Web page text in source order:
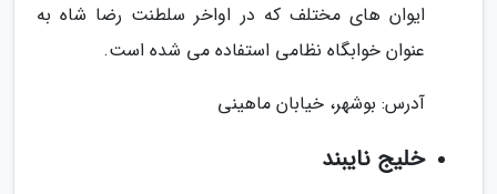
ایوان های مختلف که در اواخر سلطنت رضا شاه به
عنوان خوابگاه نظامی استفاده می شده است.
آدرس: بوشهر، خیابان ماهینی
خلیج نایبند